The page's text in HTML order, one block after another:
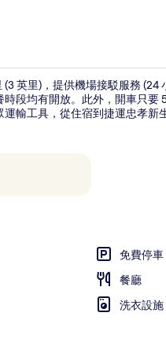
英里)，提供機場接駁服務 (24
段均有開放。此外，開車只要
輸工具，從住宿到捷運忠孝新
免費停車
餐廳
洗衣設施